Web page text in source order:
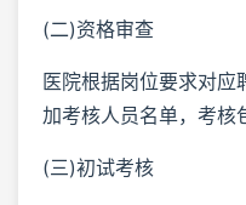
(二)资格审查
医院根据岗位要求对应
加考核人员名单，考核
(三)初试考核